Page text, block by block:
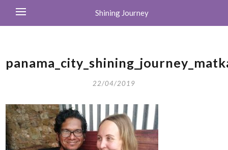
Shining Journey
22/04/2019